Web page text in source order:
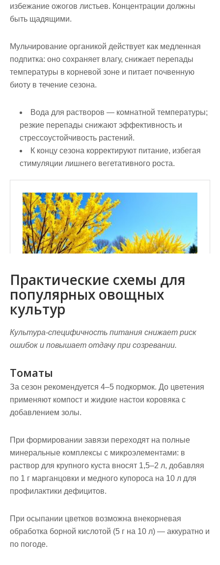
избежание ожогов листьев. Концентрации должны
быть щадящими.
Мульчирование органикой действует как медленная
подпитка: оно сохраняет влагу, снижает перепады
температуры в корневой зоне и питает почвенную
биоту в течение сезона.
Вода для растворов — комнатной температуры;
резкие перепады снижают эффективность и
стрессоустойчивость растений.
К концу сезона корректируют питание, избегая
стимуляции лишнего вегетативного роста.
Практические схемы для
популярных овощных
культур
Культура‑специфичность питания снижает риск
ошибок и повышает отдачу при созревании.
Томаты
За сезон рекомендуется 4–5 подкормок. До цветения
применяют компост и жидкие настои коровяка с
добавлением золы.
При формировании завязи переходят на полные
минеральные комплексы с микроэлементами: в
раствор для крупного куста вносят 1,5–2 л, добавляя
по 1 г марганцовки и медного купороса на 10 л для
профилактики дефицитов.
При осыпании цветков возможна внекорневая
обработка борной кислотой (5 г на 10 л) — аккуратно и
по погоде.